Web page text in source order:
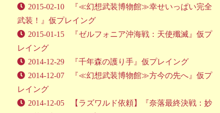
2015-02-10
『≪幻想武装博物館≫幸せいっぱい完全
武装！』仮プレイング
2015-01-15
『ゼルフォニア沖海戦：天使殲滅』仮プ
レイング
2014-12-29
『千年森の護り手』仮プレイング
2014-12-07
『≪幻想武装博物館≫方今の先へ』仮プ
レイング
2014-12-05
【ラズワルド依頼】『奈落最終決戦：妙